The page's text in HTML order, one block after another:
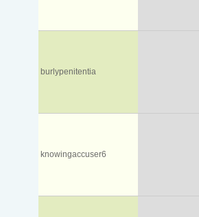
burlypenitentia
knowingaccuser6